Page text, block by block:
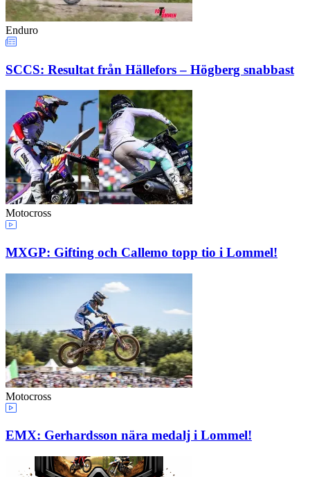
Enduro
SCCS: Resultat från Hällefors – Högberg snabbast
Motocross
MXGP: Gifting och Callemo topp tio i Lommel!
Motocross
EMX: Gerhardsson nära medalj i Lommel!